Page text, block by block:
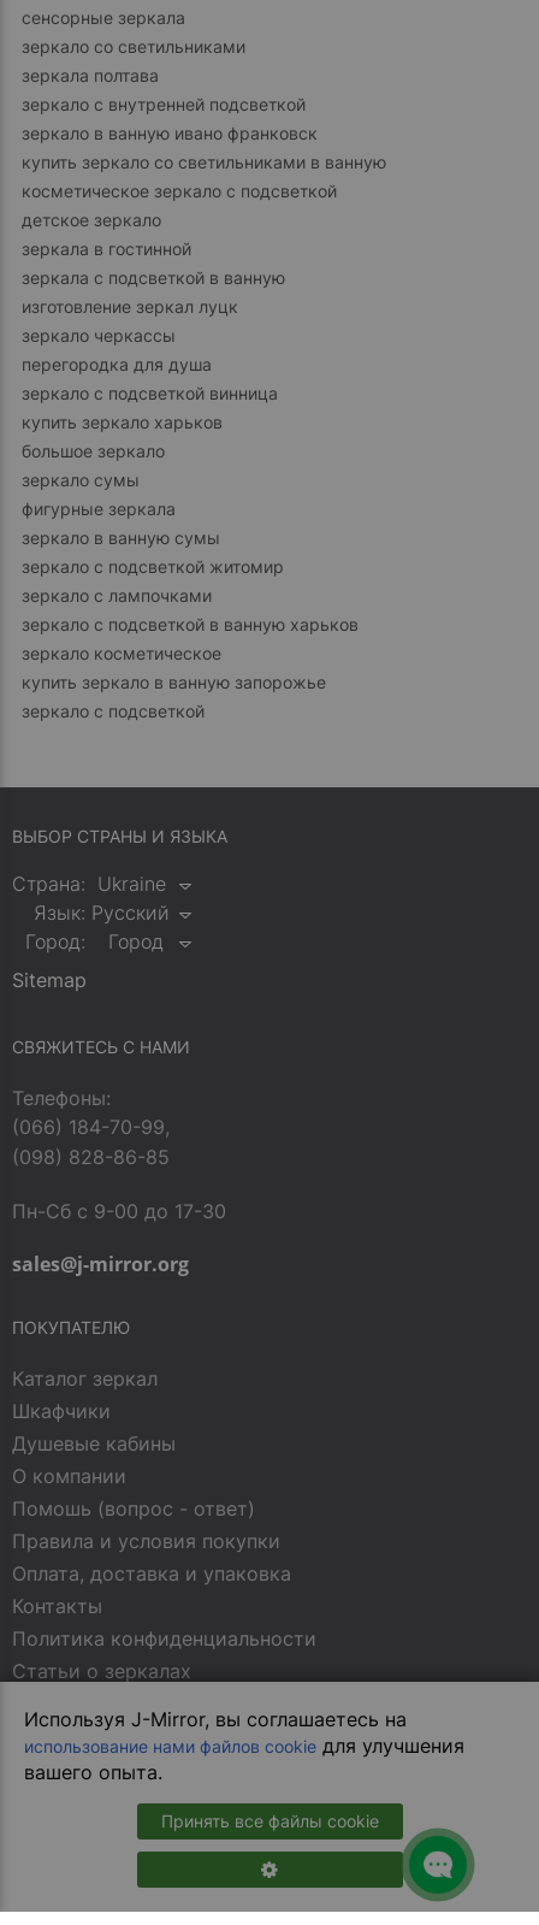
Используя J-Mirror, вы соглашаетесь на
использование нами файлов cookie для улучшения
вашего опыта.
Принять все файлы cookie
сенсорные зеркала
зеркало со светильниками
зеркала полтава
зеркало с внутренней подсветкой
зеркало в ванную ивано франковск
купить зеркало со светильниками в ванную
косметическое зеркало с подсветкой
детское зеркало
зеркала в гостинной
зеркала с подсветкой в ванную
изготовление зеркал луцк
зеркало черкассы
перегородка для душа
зеркало с подсветкой винница
купить зеркало харьков
большое зеркало
зеркало сумы
фигурные зеркала
зеркало в ванную сумы
зеркало с подсветкой житомир
зеркало с лампочками
зеркало с подсветкой в ванную харьков
зеркало косметическое
купить зеркало в ванную запорожье
зеркало с подсветкой
ВЫБОР СТРАНЫ И ЯЗЫКА
Страна: Ukraine
Язык: Русский
Город:
Город
Sitemap
СВЯЖИТЕСЬ С НАМИ
Телефоны:
(066) 184-70-99,
(098) 828-86-85
Пн-Сб с 9-00 до 17-30
sales@j-mirror.org
ПОКУПАТЕЛЮ
Каталог зеркал
Шкафчики
Душевые кабины
О компании
Помошь (вопрос - ответ)
Правила и условия покупки
Оплата, доставка и упаковка
Контакты
Политика конфиденциальности
Статьи о зеркалах
МЫ В СОЦСЕТЯХ
В магазин на сайте